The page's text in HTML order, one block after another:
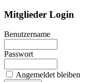
Mitglieder Login
Benutzername
Passwort
Angemeldet bleiben